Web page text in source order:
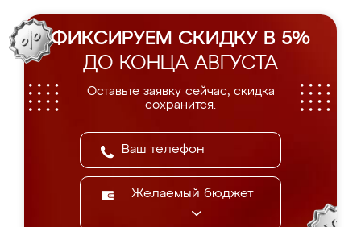
ФИКСИРУЕМ СКИДКУ В 5%
ДО КОНЦА АВГУСТА
Оставьте заявку сейчас, скидка
сохранится.
Желаемый бюджет